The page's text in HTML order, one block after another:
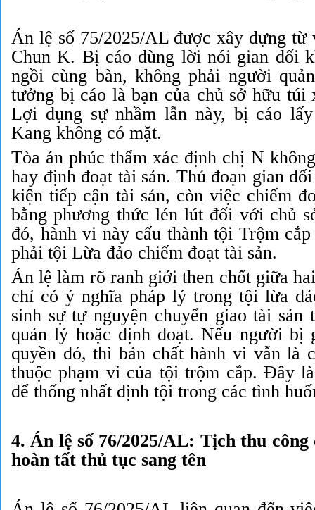
Án lệ số 75/2025/AL được xây dựng từ
Chun K. Bị cáo dùng lời nói gian dối
ngồi cùng bàn, không phải người
tưởng bị cáo là bạn của chủ sở hữu túi
Lợi dụng sự nhầm lẫn này, bị cáo
Kang không có mặt.
Tòa án phúc thẩm xác định chị N
hay định đoạt tài sản. Thủ đoạn gian
kiện tiếp cận tài sản, còn việc chiếm
bằng phương thức lén lút đối với chủ
đó, hành vi này cấu thành tội Trộm
phải tội Lừa đảo chiếm đoạt tài sản.
Án lệ làm rõ ranh giới then chốt giữa
chỉ có ý nghĩa pháp lý trong tội lừa
sinh sự tự nguyện chuyển giao tài sản
quản lý hoặc định đoạt. Nếu người bị
quyền đó, thì bản chất hành vi vẫn là
thuộc phạm vi của tội trộm cắp. Đây
để thống nhất định tội trong các tình
4. Án lệ số 76/2025/AL: Tịch thu
hoàn tất thủ tục sang tên